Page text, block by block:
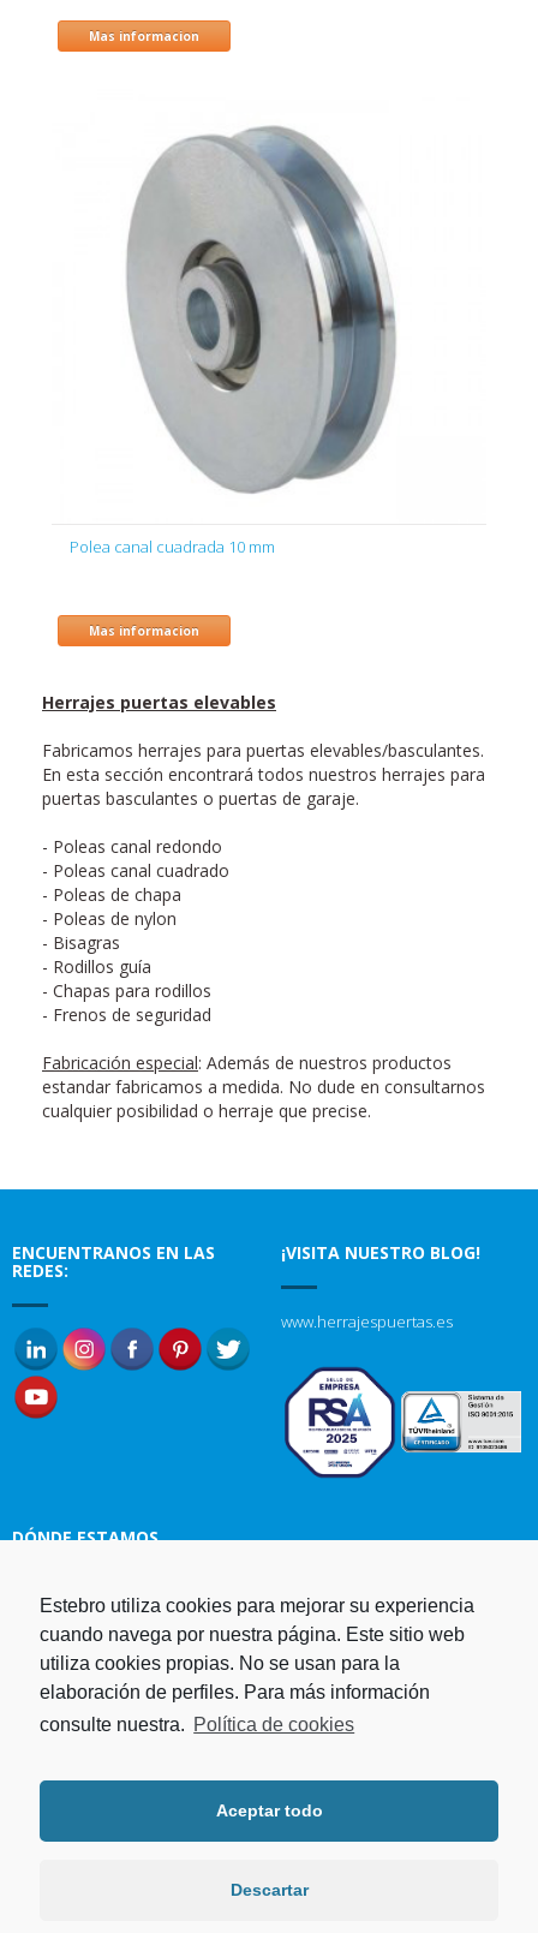
Mas informacion
Polea canal cuadrada 10 mm
Mas informacion
Herrajes puertas elevables
Fabricamos herrajes para puertas elevables/basculantes.
En esta sección encontrará todos nuestros herrajes para
puertas basculantes o puertas de garaje.
- Poleas canal redondo
- Poleas canal cuadrado
- Poleas de chapa
- Poleas de nylon
- Bisagras
- Rodillos guía
- Chapas para rodillos
- Frenos de seguridad
Fabricación especial: Además de nuestros productos
estandar fabricamos a medida. No dude en consultarnos
cualquier posibilidad o herraje que precise.
ENCUENTRANOS EN LAS
REDES:
¡VISITA NUESTRO BLOG!
www.herrajespuertas.es
DÓNDE ESTAMOS
Estampaciones EBRO, S.L.
Polg. Ind. Malpica-Alfindén C/H
naves 10, 12, 14 y 5 50171 La
Puebla de Alfindén Zaragoza,
España
Fax. +34 976 108 058
Política de privacidad
Programa operativo FEDER Aragón
2014-2020Plan de recuperación,
Programa FEDER 2021-2027
Estebro utiliza cookies para mejorar su experiencia
cuando navega por nuestra página. Este sitio web
utiliza cookies propias. No se usan para la
elaboración de perfiles. Para más información
consulte nuestra. Política de cookies
Aceptar todo
Descartar